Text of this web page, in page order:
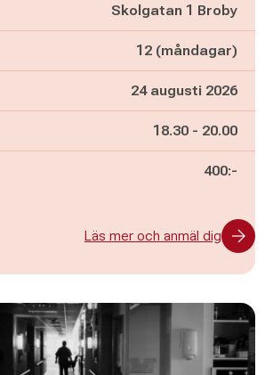
Skolgatan 1 Broby
12 (måndagar)
24 augusti 2026
Pågår mellan
18.30 - och
20.00
400:-
Läs mer och anmäl dig